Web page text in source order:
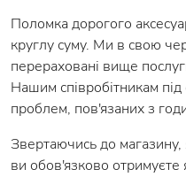
Поломка дорогого
круглу суму. Ми в свою
перераховані вище
Нашим співробітникам
проблем, пов'язаних з
Звертаючись до
ви обов'язково отримуєте